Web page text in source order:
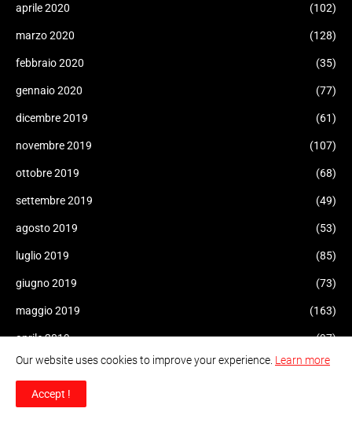
aprile 2020 (102)
marzo 2020 (128)
febbraio 2020 (35)
gennaio 2020 (77)
dicembre 2019 (61)
novembre 2019 (107)
ottobre 2019 (68)
settembre 2019 (49)
agosto 2019 (53)
luglio 2019 (85)
giugno 2019 (73)
maggio 2019 (163)
aprile 2019 (97)
marzo 2019 (78)
febbraio 2019
Our website uses cookies to improve your experience. Learn more
Accept !